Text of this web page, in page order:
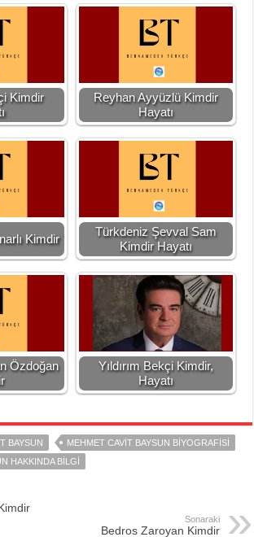
Kimdir
Reyhan Ayyüzlü Kimdir
Hayatı
Kimdir
Türkdeniz Şevval Sam
Kimdir Hayatı
Özdoğan
Yıldırım Bekçi Kimdir,
Hayatı
BAYSUN
MEHMET CAVIT BAYSUN BIYOGRAFISI
HAKKINDA BILGI
Sonaraki
Bedros Zaroyan Kimdir